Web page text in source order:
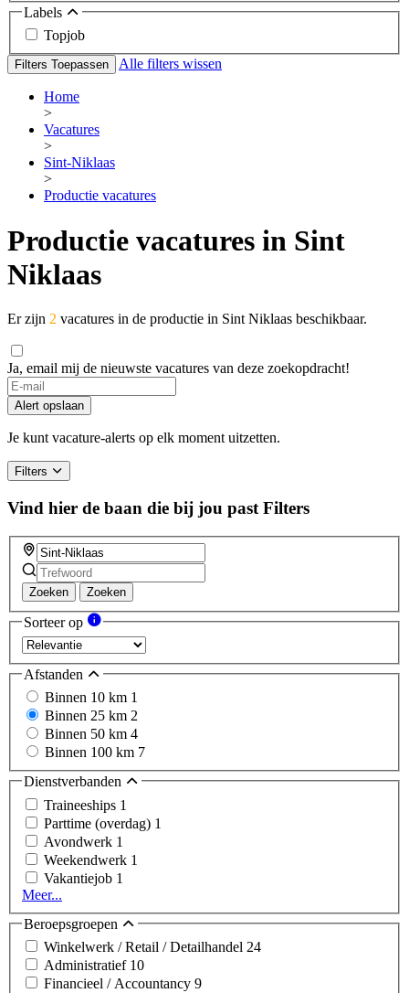
Labels
Topjob
Filters Toepassen Alle filters wissen
Home
>
Vacatures
>
Sint-Niklaas
>
Productie vacatures
Productie vacatures in Sint
Niklaas
Er zijn 2 vacatures in de productie in Sint Niklaas beschikbaar.
Ja, email mij de nieuwste vacatures van deze zoekopdracht!
Alert opslaan
Je kunt vacature-alerts op elk moment uitzetten.
Filters
Vind hier de baan die bij jou past Filters
Zoeken Zoeken
Sorteer op
Afstanden
Binnen 10 km 1
Binnen 25 km 2
Binnen 50 km 4
Binnen 100 km 7
Dienstverbanden
Traineeships 1
Parttime (overdag) 1
Avondwerk 1
Weekendwerk 1
Vakantiejob 1
Meer...
Beroepsgroepen
Winkelwerk / Retail / Detailhandel 24
Administratief 10
Financieel / Accountancy 9